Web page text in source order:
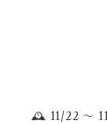
🕰️ 11/22 ～